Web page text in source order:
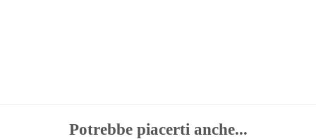
Potrebbe piacerti anche...